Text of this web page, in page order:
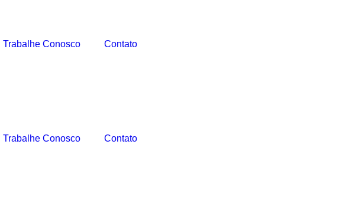
Trabalhe Conosco Contato
Trabalhe Conosco Contato